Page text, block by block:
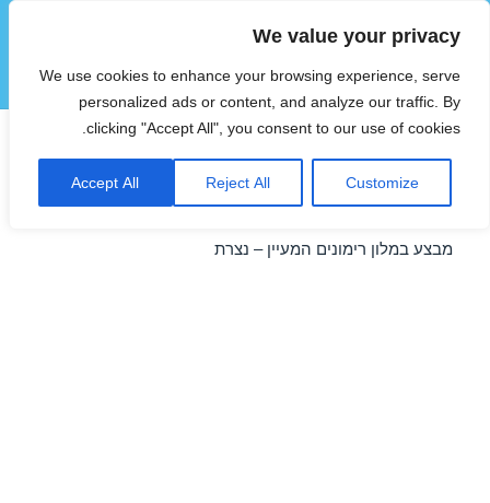
We value your privacy
We use cookies to enhance your browsing experience, serve
personalized ads or content, and analyze our traffic. By
clicking "Accept All", you consent to our use of cookies.
Customize
Reject All
Accept All
הוטצימר
תפריטים
ווידג'טים
מבצע במלון רימונים המעיין –
נצרת 15/04/2016
מבצע במלון רימונים המעיין – נצרת